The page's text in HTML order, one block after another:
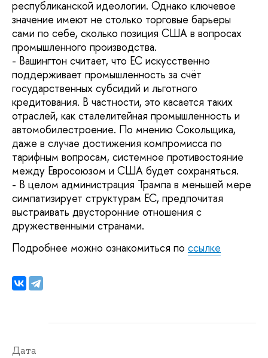
республиканской идеологии. Однако ключевое
значение имеют не столько торговые барьеры
сами по себе, сколько позиция США в вопросах
промышленного производства.
- Вашингтон считает, что ЕС искусственно
поддерживает промышленность за счёт
государственных субсидий и льготного
кредитования. В частности, это касается таких
отраслей, как сталелитейная промышленность и
автомобилестроение. По мнению Сокольщика,
даже в случае достижения компромисса по
тарифным вопросам, системное противостояние
между Евросоюзом и США будет сохраняться.
- В целом администрация Трампа в меньшей мере
симпатизирует структурам ЕС, предпочитая
выстраивать двусторонние отношения с
дружественными странами.
Подробнее можно ознакомиться по ссылке
Дата